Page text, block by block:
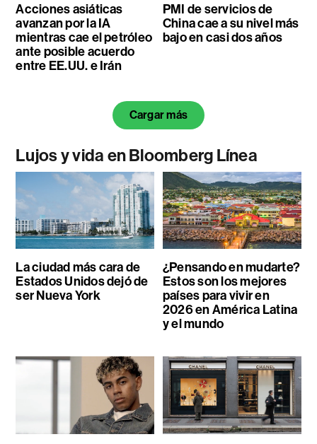
Acciones asiáticas
avanzan por la IA
mientras cae el petróleo
ante posible acuerdo
entre EE.UU. e Irán
PMI de servicios de
China cae a su nivel más
bajo en casi dos años
Cargar más
Lujos y vida en Bloomberg Línea
La ciudad más cara de
Estados Unidos dejó de
ser Nueva York
¿Pensando en mudarte?
Estos son los mejores
países para vivir en
2026 en América Latina
y el mundo